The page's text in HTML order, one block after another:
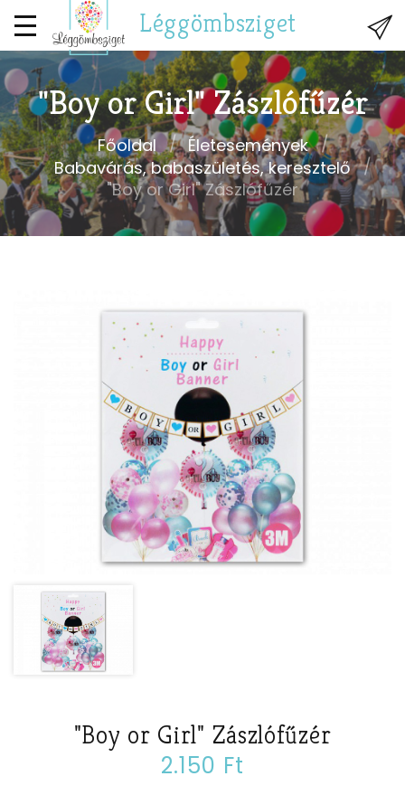
Léggömbsziget
"Boy or Girl" Zászlófűzér
Főoldal
Életesemények
Babavárás, babaszületés, keresztelő
"Boy or Girl" Zászlófűzér
"Boy or Girl" Zászlófűzér
2.150 Ft